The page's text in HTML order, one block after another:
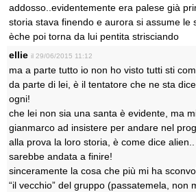
addosso..evidentemente era palese già
storia stava finendo e aurora si assume le
èche poi torna da lui pentita strisciando
ellie il 29/06/2015 11:12
ma a parte tutto io non ho visto tutti sti
da parte di lei, è il tentatore che ne sta
ogni!
che lei non sia una santa è evidente, ma
gianmarco ad insistere per andare nel
alla prova la loro storia, è come dice
sarebbe andata a finire!
sinceramente la cosa che più mi ha
“il vecchio” del gruppo (passatemela, non